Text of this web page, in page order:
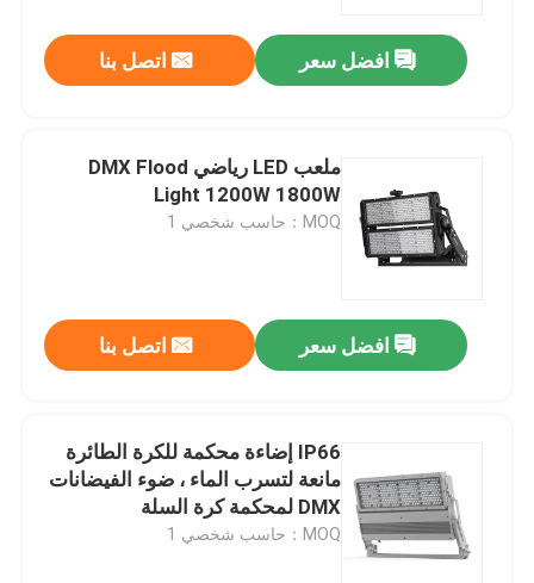
افضل سعر اتصل بنا
ملعب LED رياضي DMX Flood
Light 1200W 1800W
MOQ：حاسب شخصي 1
افضل سعر اتصل بنا
IP66 إضاءة محكمة للكرة الطائرة
مانعة لتسرب الماء ، ضوء الفيضانات
DMX لمحكمة كرة السلة
MOQ：حاسب شخصي 1